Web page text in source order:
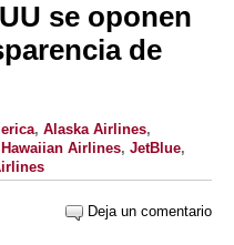
se oponen
de
, Alaska Airlines,
Hawaiian Airlines, JetBlue,
Deja un comentario